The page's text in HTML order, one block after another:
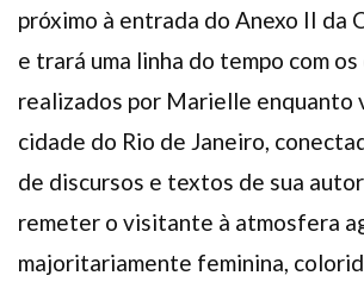
próximo à entrada do Anexo II da
e trará uma linha do tempo com
realizados por Marielle enquanto
cidade do Rio de Janeiro,
de discursos e textos de sua
remeter o visitante à atmosfera
majoritariamente feminina,